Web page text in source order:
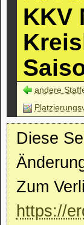
KKV
andere
Diese
Zum
https://